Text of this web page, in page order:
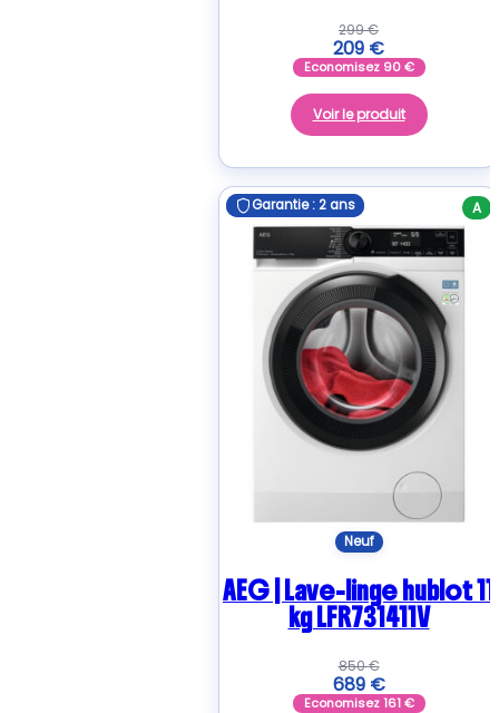
299€
209 €
Economisez 90€
Voir le produit
A
Garantie : 2 ans
Neuf
Garantie : 2 ans
AEG | Lave-linge hublot 11
kg LFR731411V
850€
689 €
Economisez161€